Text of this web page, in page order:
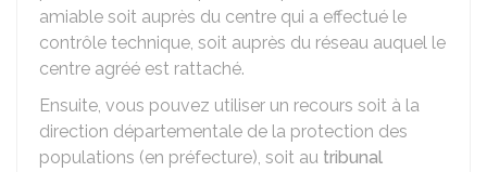
amiable soit auprès du centre qui a effectué le
contrôle technique, soit auprès du réseau auquel le
centre agréé est rattaché.
Ensuite, vous pouvez utiliser un recours soit à la
direction départementale de la protection des
populations (en préfecture), soit au tribunal